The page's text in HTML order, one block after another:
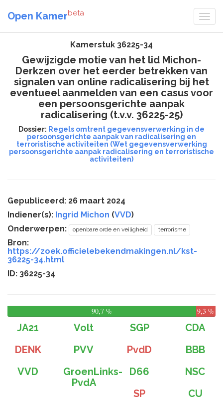
Open Kamerbeta
Kamerstuk 36225-34
Gewijzigde motie van het lid Michon-
Derkzen over het eerder betrekken van
signalen van online radicalisering bij het
eventueel aanmelden van een casus voor
een persoonsgerichte aanpak
radicalisering (t.v.v. 36225-25)
Dossier: Regels omtrent gegevensverwerking in de
persoonsgerichte aanpak van radicalisering en
terroristische activiteiten (Wet gegevensverwerking
persoonsgerichte aanpak radicalisering en terroristische
activiteiten)
Gepubliceerd: 26 maart 2024
Indiener(s): Ingrid Michon (VVD)
Onderwerpen:
openbare orde en veiligheid terrorisme
Bron:
https://zoek.officielebekendmakingen.nl/kst-
36225-34.html
ID: 36225-34
90,7 % 9,3 %
JA21 Volt SGP
CDA
DENK
PVV PvdD
BBB
VVD
GroenLinks-
PvdA
D66
NSC
SP
CU